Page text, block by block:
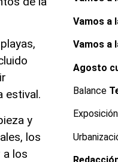
estival.
y
los
los
Vamos a
Vamos a
Agosto
Balance
Exposición